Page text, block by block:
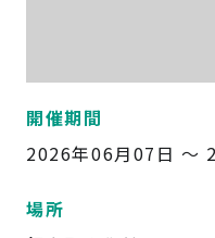
開催期間
2026年06月07日 ～
場所